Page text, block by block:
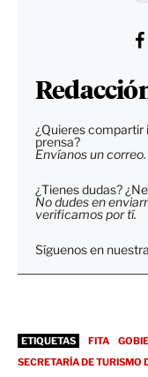
¿Quieres compartir
prensa?
Envíanos un correo.
¿Tienes dudas?
No dudes en
verificamos por tí.
Síguenos en
ETIQUETAS FITA
SECRETARÍA DE TURISMO